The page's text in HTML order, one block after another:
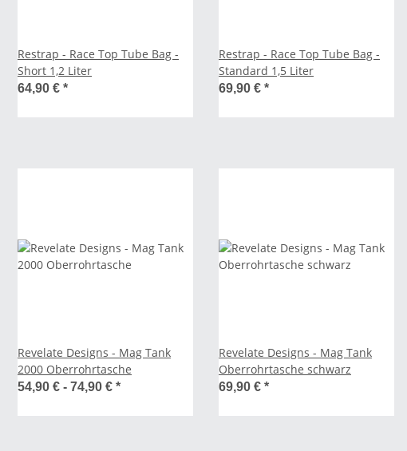
Restrap - Race Top Tube Bag -
Short 1,2 Liter
64,90 € *
Restrap - Race Top Tube Bag -
Standard 1,5 Liter
69,90 € *
Revelate Designs - Mag Tank
2000 Oberrohrtasche
54,90 € - 74,90 € *
Revelate Designs - Mag Tank
Oberrohrtasche schwarz
69,90 € *